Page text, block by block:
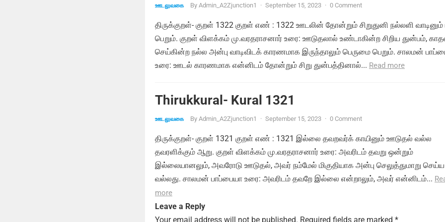
ஊடலுவகை By Admin_A2Zjunction1 · September 15, 2023 · 0 Comment
திருக்குறள்- குறள் 1322 குறள் எண் : 1322 ஊடலின் தோன்றும் சிறுதுனி நல்லளி வாடினும்
பெறும். குறள் விளக்கம் மு.வரதராசனார் உரை: ஊடுதலால் உண்டாகின்ற சிறிய துன்பம்,
செய்கின்ற நல்ல அன்பு வாடிவிடக் காரணமாக இருந்தாலும் பெருமை பெறும். சாலமன்
உரை: ஊடல் காரணமாக என்னிடம் தோன்றும் சிறு துன்பத்தினால்... Read more
Thirukkural- Kural 1321
ஊடலுவகை By Admin_A2Zjunction1 · September 15, 2023 · 0 Comment
திருக்குறள்- குறள் 1321 குறள் எண் : 1321 இல்லை தவறவர்க் காயினும் ஊடுதல் வல்ல
தவரளிக்கும் ஆறு. குறள் விளக்கம் மு.வரதராசனார் உரை: அவரிடம் தவறு ஒன்றும்
இல்லையானலும், அவரோடு ஊடுதல், அவர் நம்மேல் மிகுதியாக அன்பு செலுத்துமாறு செய்ய
வல்லது. சாலமன் பாப்பையா உரை: அவரிடம் தவறே இல்லை என்றாலும், அவர் என்னிடம்...
more
Leave a Reply
Your email address will not be published. Required fields are marked *